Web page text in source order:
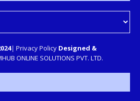
| Privacy Policy Designed &
ONLINE SOLUTIONS PVT. LTD.